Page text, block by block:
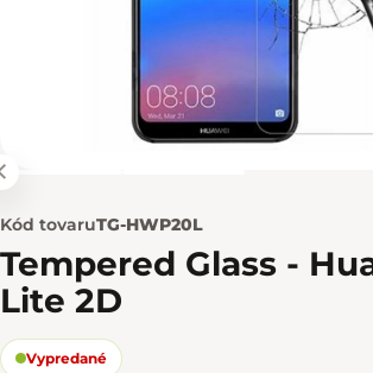
Kód tovaruTG-HWP20L
Tempered Glass -
Lite 2D
Vypredané